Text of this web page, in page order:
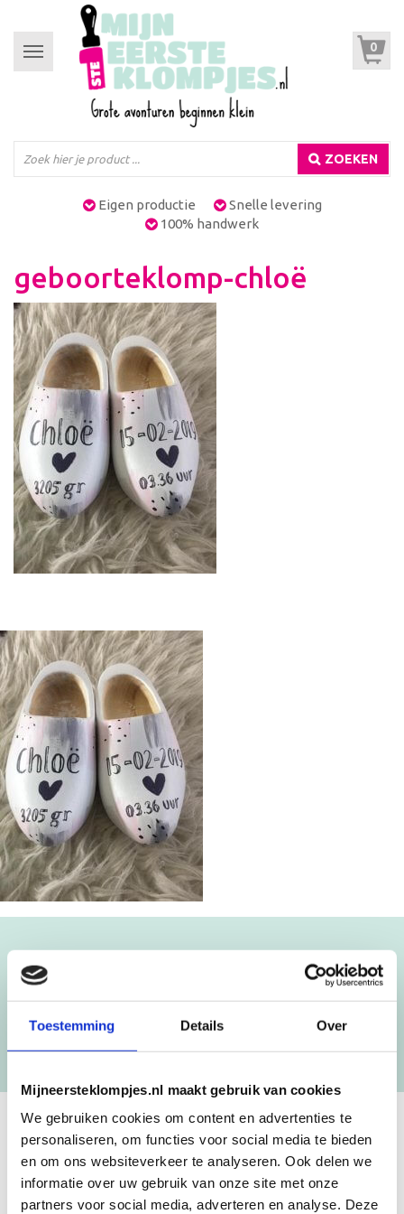
Toestemming Details Over
Mijneersteklompjes.nl maakt gebruik van cookies
We gebruiken cookies om content en advertenties te
personaliseren, om functies voor social media te bieden
en om ons websiteverkeer te analyseren. Ook delen we
informatie over uw gebruik van onze site met onze
partners voor social media, adverteren en analyse. Deze
Toggle
navigation
0
ZOEKEN
Eigen productie
Snelle levering
100% handwerk
geboorteklomp-chloë
Blijf op de hoogte!
NIEUWSBRIEF
[mc4wp_form id=”3182″]
GEBOORTEKLOMPJES EN
KRAAMCADEAU MET NAAM